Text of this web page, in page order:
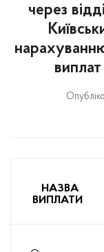
через
НАЗВА
ВИПЛАТИ